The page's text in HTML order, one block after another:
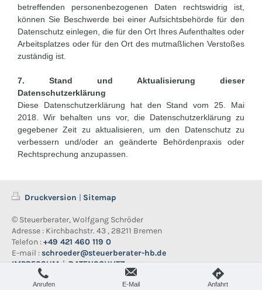
betreffenden personenbezogenen Daten rechtswidrig ist,
können Sie Beschwerde bei einer Aufsichtsbehörde für den
Datenschutz einlegen, die für den Ort Ihres Aufenthaltes oder
Arbeitsplatzes oder für den Ort des mutmaßlichen Verstoßes
zuständig ist.
7. Stand und Aktualisierung dieser
Datenschutzerklärung
Diese Datenschutzerklärung hat den Stand vom 25. Mai
2018. Wir behalten uns vor, die Datenschutzerklärung zu
gegebener Zeit zu aktualisieren, um den Datenschutz zu
verbessern und/oder an geänderte Behördenpraxis oder
Rechtsprechung anzupassen.
Druckversion | Sitemap
© Steuerberater, Wolfgang Schröder
Adresse : Kirchbachstr. 43 , 28211 Bremen
Telefon :+49 421 460 119 0
E-mail :schroeder@steuerberater-hb.de
IMPRESSUM | DATENSCHUTZ
Webansicht
Anrufen E-Mail Anfahrt